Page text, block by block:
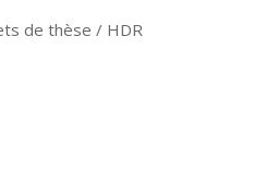
de thèse / HDR